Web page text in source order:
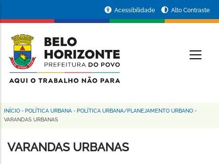
conteúdo
principal
da
Prefeitura
de
Horizonte
Acessibilidade Alto Contraste
Trilha
navegação
INÍCIO - POLÍTICA URBANA - POLÍTICA URBANA/PLANEJAMENTO URBANO -
VARANDAS URBANAS
VARANDAS URBANAS